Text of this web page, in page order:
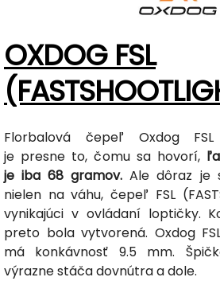
OXDOG FSL
Florbalová čepeľ Oxdog FSL
je presne to, čomu sa hovorí,
je iba 68 gramov. Ale dôraz je
nielen na váhu, čepeľ FSL
vynikajúci v ovládaní loptičky.
preto bola vytvorená. Oxdog FSL
má konkávnosť 9.5 mm.
výrazne stáča dovnútra a dole.